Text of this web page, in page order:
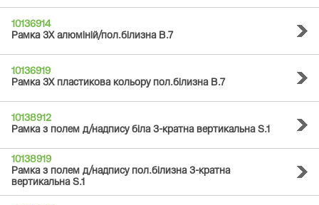
10136914
Рамка 3Х алюміній/пол.білизна B.7
10136919
Рамка 3Х пластикова кольору пол.білизна B.7
10138912
Рамка з полем д/надпису біла 3-кратна вертикальна S.1
10138919
Рамка з полем д/надпису пол.білизна 3-кратна
вертикальна S.1